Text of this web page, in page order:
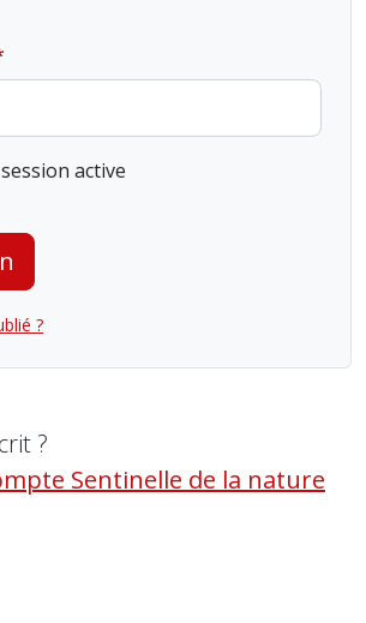
active
?
?
Sentinelle de la nature